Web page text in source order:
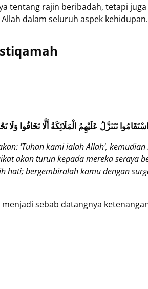
tentang rajin beribadah, tetapi
dalam seluruh aspek kehidupan.
تَتَنَزَّلُ عَلَيْهِمُ الْمَلَائِكَةُ أَلَّا تَخَافُوا
'Tuhan kami ialah Allah',
akan turun kepada mereka seraya
hati; bergembiralah kamu dengan
sebab datangnya